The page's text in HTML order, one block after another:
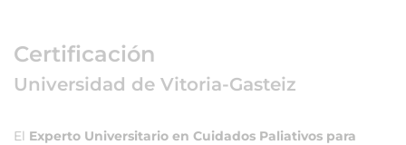
Certificación
Universidad de Vitoria-Gasteiz
El Experto Universitario en Cuidados Paliativos para